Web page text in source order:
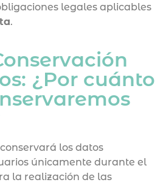
legales aplicables
.
¿Por cuánto
los datos
únicamente durante el
la realización de las